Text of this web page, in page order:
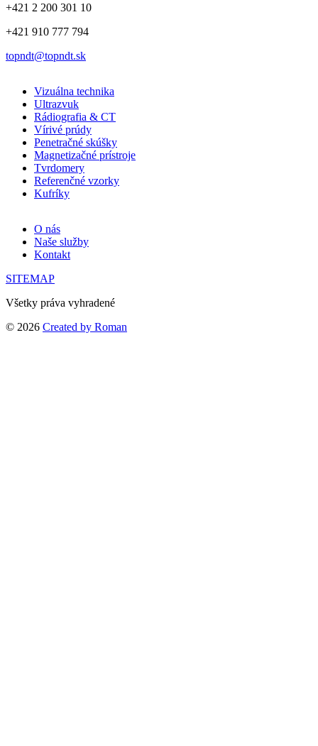
+421 2 200 301 10
+421 910 777 794
topndt@topndt.sk
Vizuálna technika
Ultrazvuk
Rádiografia & CT
Vírivé prúdy
Penetračné skúšky
Magnetizačné prístroje
Tvrdomery
Referenčné vzorky
Kufríky
O nás
Naše služby
Kontakt
SITEMAP
Všetky práva vyhradené
© 2026 Created by Roman